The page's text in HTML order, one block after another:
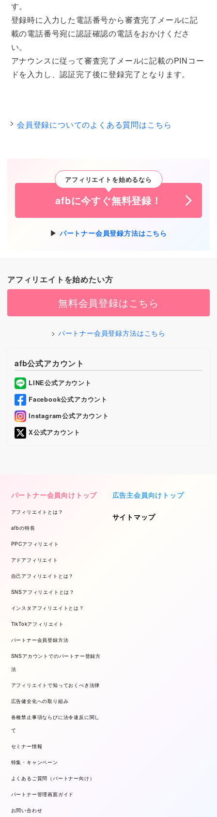
す。
登録時に入力した電話番号から審査完了メールに記
載の電話番号宛に認証確認の電話をおかけくださ
い。
アナウンスに従って審査完了メールに記載のPINコー
ドを入力し、認証完了後に登録完了となります。
会員登録についてのよくある質問はこちら
アフィリエイトを始めるなら
afbに今すぐ無料登録！
パートナー会員登録方法はこちら
アフィリエイトを始めたい方
無料会員登録はこちら
パートナー会員登録方法はこちら
afb公式アカウント
LINE公式アカウント
Facebook公式アカウント
Instagram公式アカウント
X公式アカウント
パートナー会員向けトップ
アフィリエイトとは？
afbの特長
PPCアフィリエイト
アドアフィリエイト
自己アフィリエイトとは？
SNSアフィリエイトとは？
インスタアフィリエイトとは？
TikTokアフィリエイト
パートナー会員登録方法
SNSアカウントでのパートナー登録方
法
アフィリエイトで知っておくべき法律
広告健全化への取り組み
各種禁止事項ならびに法令違反に関し
て
セミナー情報
特集・キャンペーン
よくあるご質問（パートナー向け）
パートナー管理画面ガイド
お問い合わせ
広告主会員向けトップ
サイトマップ